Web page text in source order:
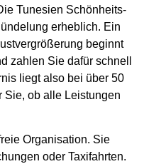
Tunesien Schönheits-
erheblich. Ein
beginnt
zahlen Sie dafür schnell
liegt also bei über 50
Sie, ob alle Leistungen
Organisation. Sie
oder Taxifahrten.